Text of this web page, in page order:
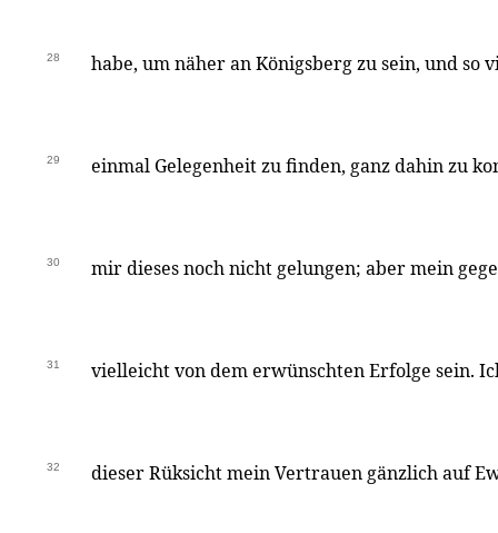
28 habe, um näher an Königsberg zu sein, und so
29 einmal Gelegenheit zu finden, ganz dahin zu
30 mir dieses noch nicht gelungen; aber mein
31 vielleicht von dem erwünschten Erfolge sein.
32 dieser Rüksicht mein Vertrauen gänzlich auf